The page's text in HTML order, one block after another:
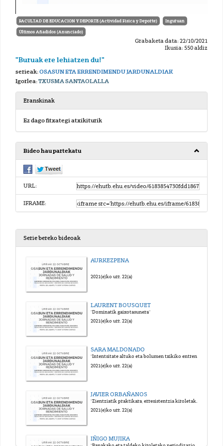
FACULTAD DE EDUCACION Y DEPORTE (Actividad Fisica y Deporte) Inguruan
Últimos Añadidos (Anunciado)
Grabaketa data: 22/10/2021
Ikusia: 550 aldiz
"Buruak ere lehiatzen du!"
serieak:OSASUN ETA ERRENDIMENDU JARDUNALDIAK
Igorlea:TXUSMA SANTAOLALLA
Eranskinak
Ez dago fitxategi atxikiturik
Bideo hau partekatu
URL:
IFRAME:
Serie bereko bideoak
AURKEZPENA
2021(e)ko urr. 22(a)
LAURENT BOUSQUET
"Dominatik gaixotasunera"
2021(e)ko urr. 22(a)
SARA MALDONADO
2021(e)ko urr. 22(a)
JAVIER ORBAÑANOS
"Zientziatik praktikara, erresistentzia kiroletako entrenamenduaren programazioan"
2021(e)ko urr. 22(a)
IÑIGO MUJIKA